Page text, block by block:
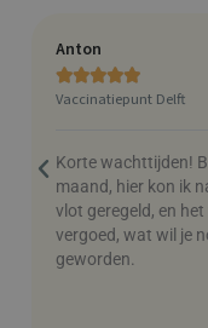
Anton

Vaccinatiepunt Delft
Korte wachttijden!
maand, hier kon ik
vlot geregeld, en
vergoed, wat wil je
geworden.